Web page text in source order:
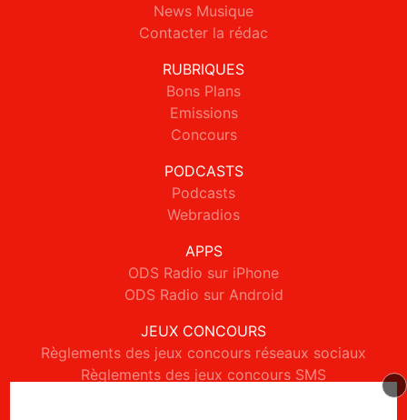
News Musique
Contacter la rédac
RUBRIQUES
Bons Plans
Emissions
Concours
PODCASTS
Podcasts
Webradios
APPS
ODS Radio sur iPhone
ODS Radio sur Android
JEUX CONCOURS
Règlements des jeux concours réseaux sociaux
Règlements des jeux concours SMS